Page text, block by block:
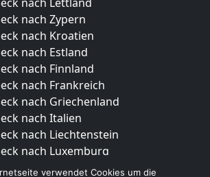
nach Zypern
nach Kroatien
nach Estland
nach Finnland
nach Frankreich
nach Griechenland
nach Italien
nach Liechtenstein
nach Luxemburg
nach Niederlande
verwendet Cookies um die